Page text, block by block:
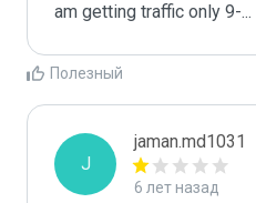
am getting traffic only 9-...
Полезный
J
jaman.md1031
6 лет назад